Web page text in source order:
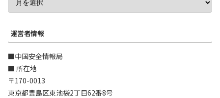
運営者情報
■中国安全情報局
■ 所在地
〒170-0013
東京都豊島区東池袋2丁目62番8号